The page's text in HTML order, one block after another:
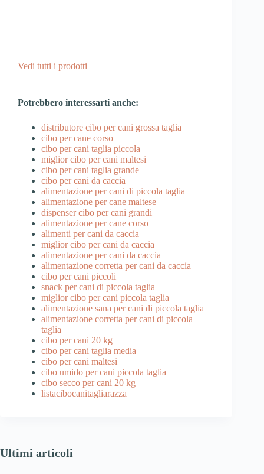
Vedi tutti i prodotti
Potrebbero interessarti anche:
distributore cibo per cani grossa taglia
cibo per cane corso
cibo per cani taglia piccola
miglior cibo per cani maltesi
cibo per cani taglia grande
cibo per cani da caccia
alimentazione per cani di piccola taglia
alimentazione per cane maltese
dispenser cibo per cani grandi
alimentazione per cane corso
alimenti per cani da caccia
miglior cibo per cani da caccia
alimentazione per cani da caccia
alimentazione corretta per cani da caccia
cibo per cani piccoli
snack per cani di piccola taglia
miglior cibo per cani piccola taglia
alimentazione sana per cani di piccola taglia
alimentazione corretta per cani di piccola
taglia
cibo per cani 20 kg
cibo per cani taglia media
cibo per cani maltesi
cibo umido per cani piccola taglia
cibo secco per cani 20 kg
listacibocanitagliarazza
Ultimi articoli